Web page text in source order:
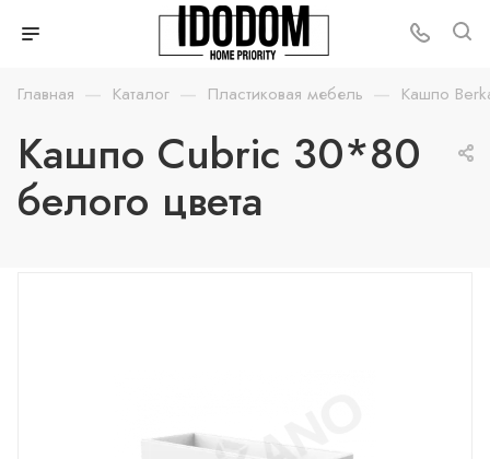
Главная — Каталог — Пластиковая мебель — Кашпо
Кашпо Cubric 30*80
белого цвета